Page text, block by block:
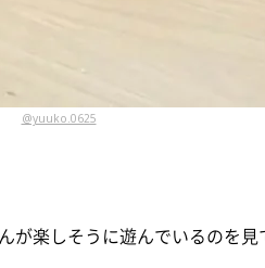
@yuuko.0625
楽しそうに遊んでいるのを見